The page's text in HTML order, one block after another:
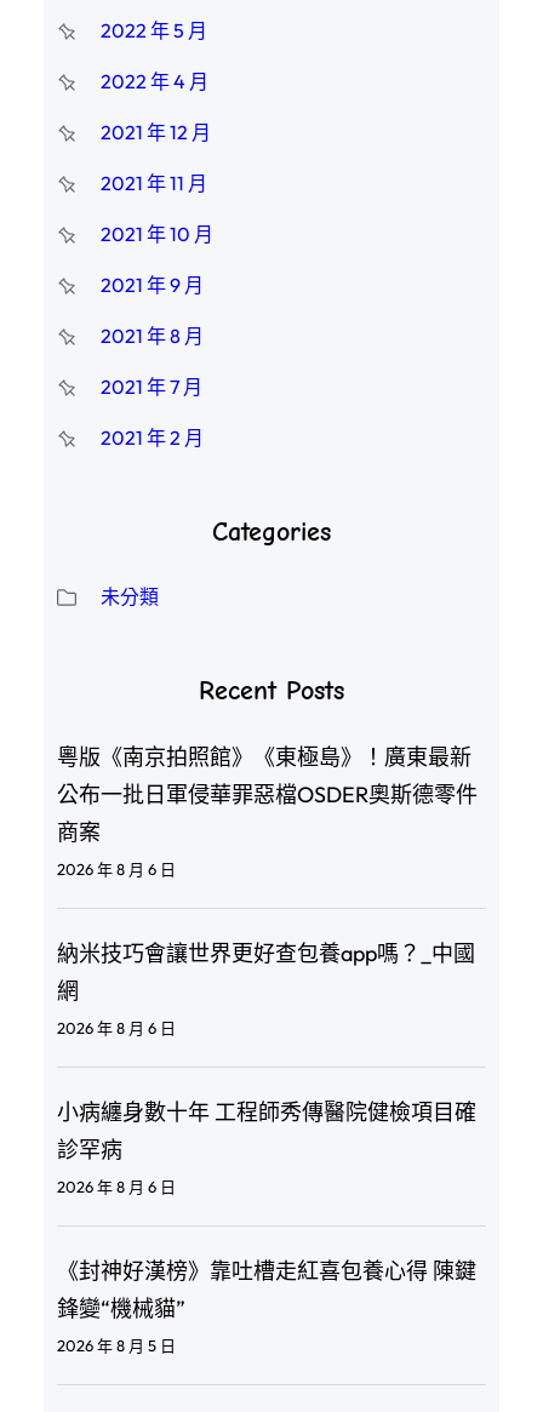
2022 年 5 月
2022 年 4 月
2021 年 12 月
2021 年 11 月
2021 年 10 月
2021 年 9 月
2021 年 8 月
2021 年 7 月
2021 年 2 月
Categories
未分類
Recent Posts
粵版《南京拍照館》《東極島》！廣東最新
公布一批日軍侵華罪惡檔OSDER奧斯德零件
商案
2026 年 8 月 6 日
納米技巧會讓世界更好查包養app嗎？_中國
網
2026 年 8 月 6 日
小病纏身數十年 工程師秀傳醫院健檢項目確
診罕病
2026 年 8 月 6 日
《封神好漢榜》靠吐槽走紅喜包養心得 陳鍵
鋒變“機械貓”
2026 年 8 月 5 日